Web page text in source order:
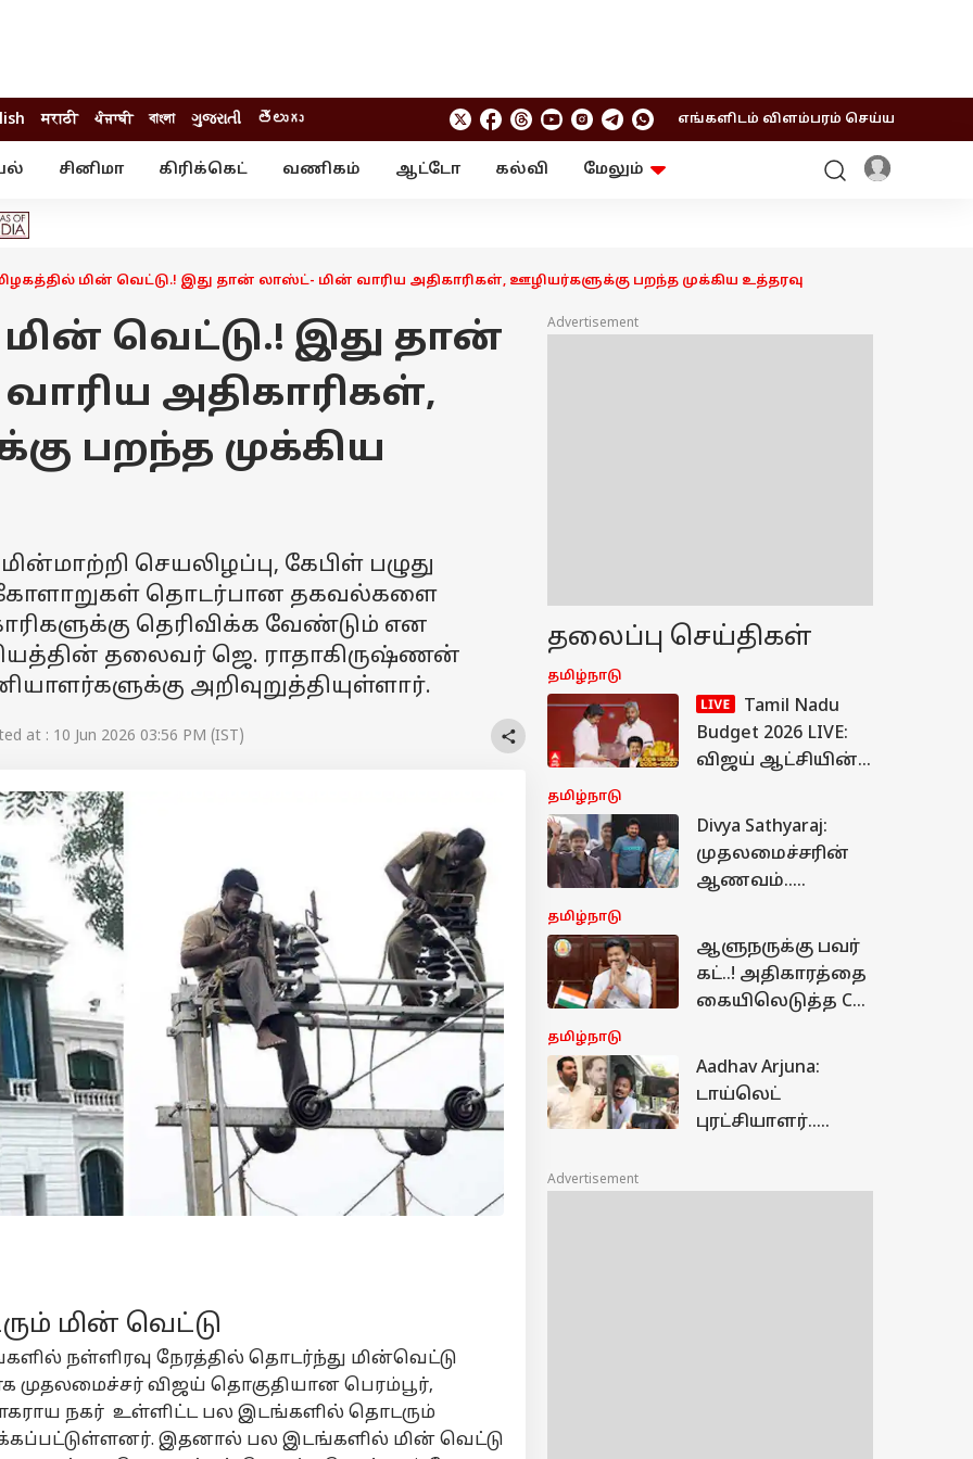
मराठी ਪੰਜਾਬੀ বাংলা ગુજરાતી తెలుగు எங்களிடம் விளம்பரம் செய்ய
சினிமா கிரிக்கெட் வணிகம் ஆட்டோ கல்வி
மேலும்
மின் வெட்டு.! இது தான் லாஸ்ட்- மின் வாரிய அதிகாரிகள், ஊழியர்களுக்கு பறந்த முக்கிய உத்தரவு
வெட்டு.! இது தான்
அதிகாரிகள்,
பறந்த முக்கிய
செயலிழப்பு, கேபிள் பழுது
கோளாறுகள் தொடர்பான தகவல்களை
தெரிவிக்க வேண்டும் என
தலைவர் ஜெ. ராதாகிருஷ்ணன்
அறிவுறுத்தியுள்ளார்.
at : 10 Jun 2026 03:56 PM (IST)
மின் வெட்டு
நள்ளிரவு நேரத்தில் தொடர்ந்து மின்வெட்டு
முதலமைச்சர் விஜய் தொகுதியான பெரம்பூர்,
நகர் உள்ளிட்ட பல இடங்களில் தொடரும்
இதனால் பல இடங்களில் மின் வெட்டு
Advertisement
தலைப்பு செய்திகள்
தமிழ்நாடு
Tamil Nadu
Budget 2026 LIVE:
விஜய் ஆட்சியின்
இன்று
சட்டசபையில்
தாக்கல்
தமிழ்நாடு
Divya Sathyaraj:
முதலமைச்சரின்
ஆணவம்..
செய்யல.. விஜயை
விளாசிய திவ்யா
சத்யராஜ்!
தமிழ்நாடு
ஆளுநருக்கு பவர்
கட்..! அதிகாரத்தை
கையிலெடுத்த CM
கட்டாயம்,
கலக்கத்தில்
அதிகாரிகள்
தமிழ்நாடு
Aadhav Arjuna:
டாய்லெட்
புரட்சியாளர்..
Advertisement